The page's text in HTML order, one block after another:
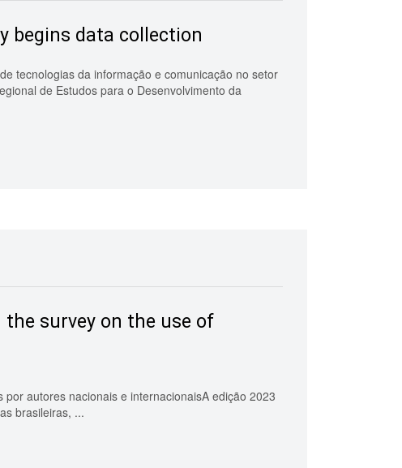
begins data collection
tecnologias da informação e comunicação no setor
de Estudos para o Desenvolvimento da
the survey on the use of
autores nacionais e internacionaisA edição 2023
brasileiras, ...